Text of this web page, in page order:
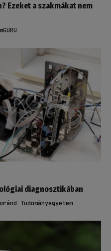
Ezeket a szakmákat nem
diagnosztikában
Tudományegyetem